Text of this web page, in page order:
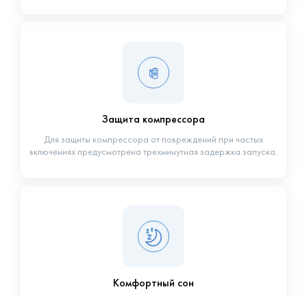
Защита компрессора
Для защиты компрессора от повреждений при частых
включениях предусмотрена трехминутная задержка запуска.
Комфортный сон